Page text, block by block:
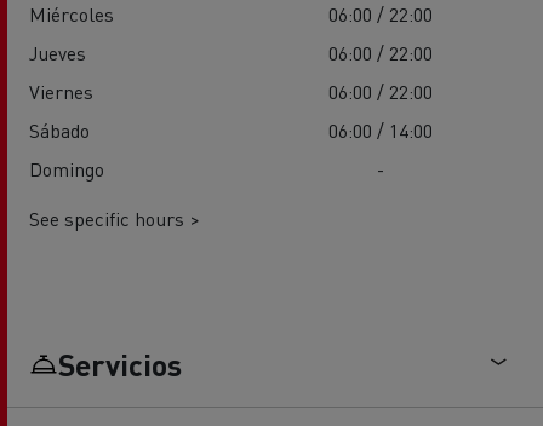
Miércoles
06:00 / 22:00
Jueves
06:00 / 22:00
Viernes
06:00 / 22:00
Sábado
06:00 / 14:00
Domingo
-
See specific hours >
Servicios